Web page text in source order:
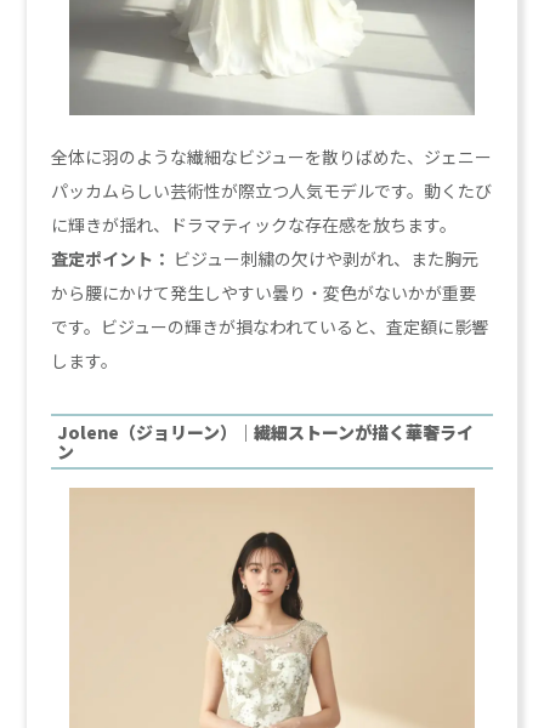
全体に羽のような繊細なビジューを散りばめた、ジェニー
パッカムらしい芸術性が際立つ人気モデルです。動くたび
に輝きが揺れ、ドラマティックな存在感を放ちます。
査定ポイント： ビジュー刺繍の欠けや剥がれ、また胸元
から腰にかけて発生しやすい曇り・変色がないかが重要
です。ビジューの輝きが損なわれていると、査定額に影響
します。
Jolene（ジョリーン）｜繊細ストーンが描く華奢ライ
ン